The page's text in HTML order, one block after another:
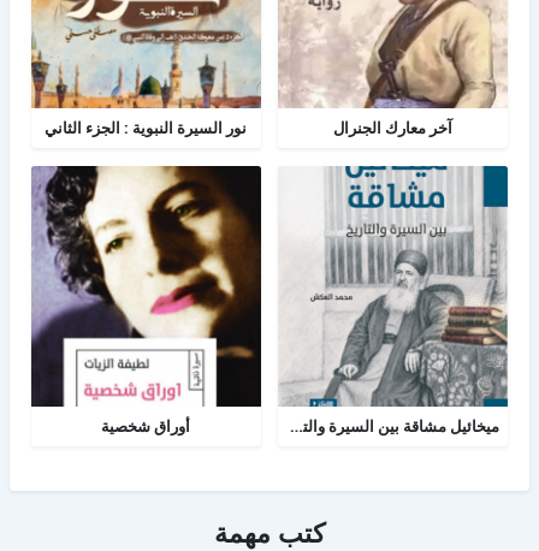
آخر معارك الجنرال نور السيرة النبوية : الجزء الثاني
ميخائيل مشاقة بين السيرة والتاريخ أوراق شخصية
كتب مهمة